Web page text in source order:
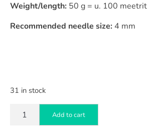
Weight/length: 50 g = u. 100 meetrit
Recommended needle size: 4 mm
31 in stock
Drops
Add to cart